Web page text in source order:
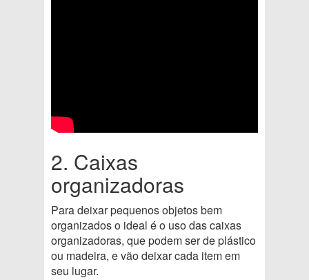
2. Caixas
organizadoras
Para deixar pequenos objetos bem
organizados o ideal é o uso das caixas
organizadoras, que podem ser de plástico
ou madeira, e vão deixar cada item em
seu lugar.